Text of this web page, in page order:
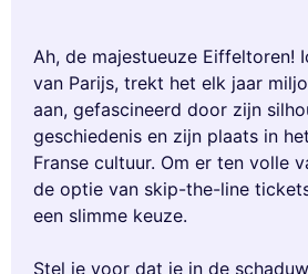
Ah, de majestueuze Eiffeltoren!
van Parijs, trekt het elk jaar
aan, gefascineerd door zijn
geschiedenis en zijn plaats in
Franse cultuur. Om er ten volle
de optie van skip-the-line
een slimme keuze.
Stel je voor dat je in de